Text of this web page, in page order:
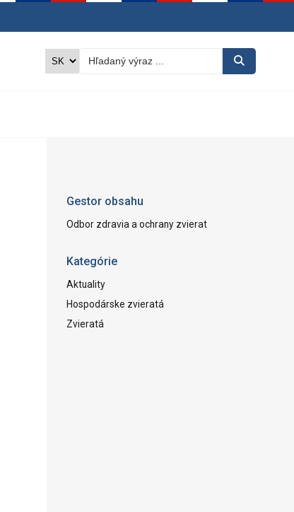
Gestor obsahu
Odbor zdravia a ochrany zvierat
Kategórie
Aktuality
Hospodárske zvieratá
Zvieratá